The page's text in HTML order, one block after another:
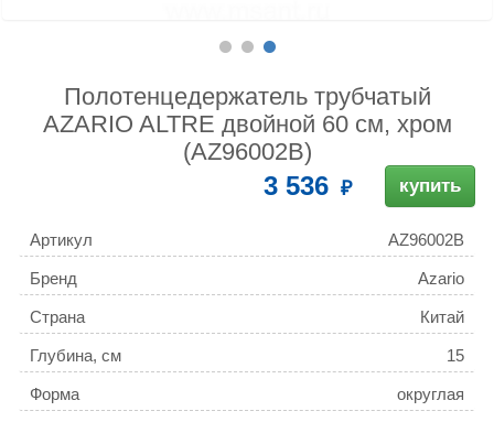
Полотенцедержатель трубчатый
AZARIO ALTRE двойной 60 см, хром
(AZ96002B)
3 536 купить
Артикул AZ96002B
Бренд Azario
Страна Китай
Глубина, см 15
Форма округлая